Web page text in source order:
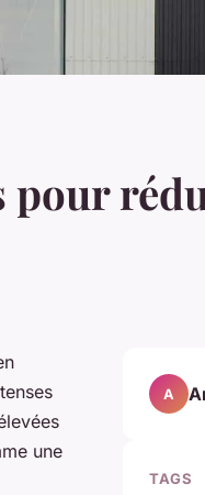
pour
une
A
TAGS